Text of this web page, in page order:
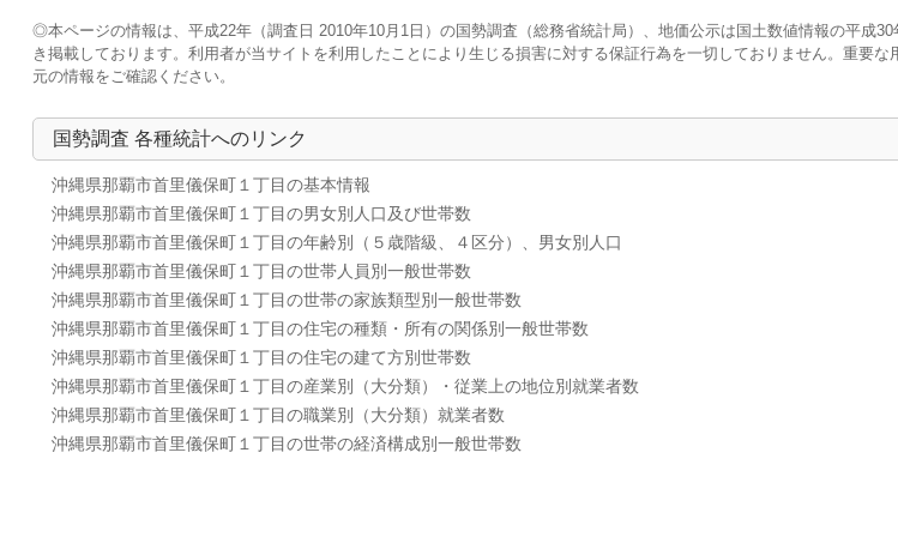
◎本ページの情報は、平成22年（調査日 2010年10月1日）の国勢調査（総務省統計局）、地価公示は国土数値情報の平成
き掲載しております。利用者が当サイトを利用したことにより生じる損害に対する保証行為を一切しておりません。重要
元の情報をご確認ください。
国勢調査 各種統計へのリンク
沖縄県那覇市首里儀保町１丁目の基本情報
沖縄県那覇市首里儀保町１丁目の男女別人口及び世帯数
沖縄県那覇市首里儀保町１丁目の年齢別（５歳階級、４区分）、男女別人口
沖縄県那覇市首里儀保町１丁目の世帯人員別一般世帯数
沖縄県那覇市首里儀保町１丁目の世帯の家族類型別一般世帯数
沖縄県那覇市首里儀保町１丁目の住宅の種類・所有の関係別一般世帯数
沖縄県那覇市首里儀保町１丁目の住宅の建て方別世帯数
沖縄県那覇市首里儀保町１丁目の産業別（大分類）・従業上の地位別就業者数
沖縄県那覇市首里儀保町１丁目の職業別（大分類）就業者数
沖縄県那覇市首里儀保町１丁目の世帯の経済構成別一般世帯数